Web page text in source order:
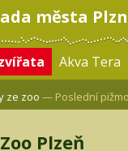
města
Akva Tera
ze zoo — Poslední
Plzeň